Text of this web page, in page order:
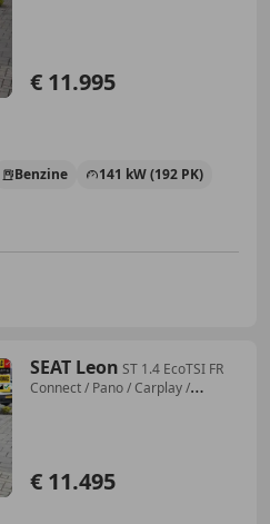
€ 11.995
Benzine 141 kW (192 PK)
SEAT Leon ST 1.4 EcoTSI FR
Connect / Pano / Carplay /
€ 11.495